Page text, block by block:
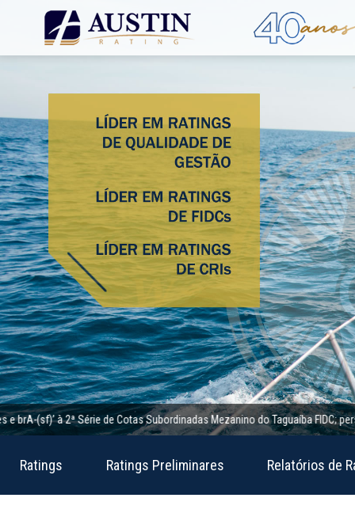
à 2ª Série de Cotas Subordinadas Mezanino do Taguaíba FIDC;
Ratings Ratings Preliminares Relatórios de